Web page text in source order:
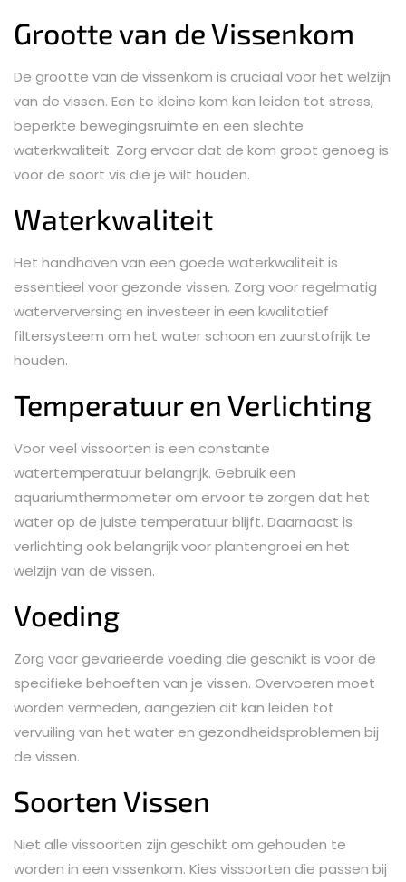
Grootte van de Vissenkom
De grootte van de vissenkom is cruciaal voor het welzijn
van de vissen. Een te kleine kom kan leiden tot stress,
beperkte bewegingsruimte en een slechte
waterkwaliteit. Zorg ervoor dat de kom groot genoeg is
voor de soort vis die je wilt houden.
Waterkwaliteit
Het handhaven van een goede waterkwaliteit is
essentieel voor gezonde vissen. Zorg voor regelmatig
waterverversing en investeer in een kwalitatief
filtersysteem om het water schoon en zuurstofrijk te
houden.
Temperatuur en Verlichting
Voor veel vissoorten is een constante
watertemperatuur belangrijk. Gebruik een
aquariumthermometer om ervoor te zorgen dat het
water op de juiste temperatuur blijft. Daarnaast is
verlichting ook belangrijk voor plantengroei en het
welzijn van de vissen.
Voeding
Zorg voor gevarieerde voeding die geschikt is voor de
specifieke behoeften van je vissen. Overvoeren moet
worden vermeden, aangezien dit kan leiden tot
vervuiling van het water en gezondheidsproblemen bij
de vissen.
Soorten Vissen
Niet alle vissoorten zijn geschikt om gehouden te
worden in een vissenkom. Kies vissoorten die passen bij